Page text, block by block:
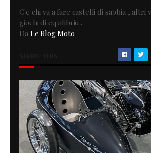
C'e chi va a fare castelli di sabbia , altri
giochi di equilibrio .
Da Le Blog Moto